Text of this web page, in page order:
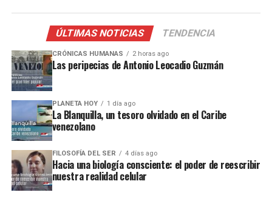
ÚLTIMAS NOTICIAS TENDENCIA
CRÓNICAS HUMANAS 2 horas ago
Las peripecias de Antonio Leocadio Guzmán
PLANETA HOY 1 día ago
La Blanquilla, un tesoro olvidado en el Caribe
venezolano
FILOSOFÍA DEL SER 4 días ago
Hacia una biología consciente: el poder de reescribir
nuestra realidad celular